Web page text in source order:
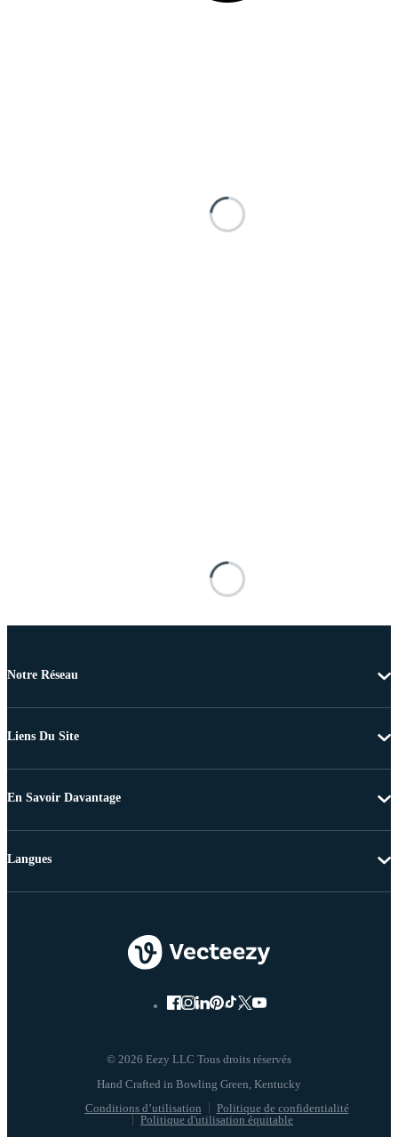
Notre Réseau
Liens Du Site
En Savoir Davantage
© 2026 Eezy LLC Tous droits réservés
Conditions d’utilisation
Politique de confidentialité
Politique d'utilisation équitable
Langues